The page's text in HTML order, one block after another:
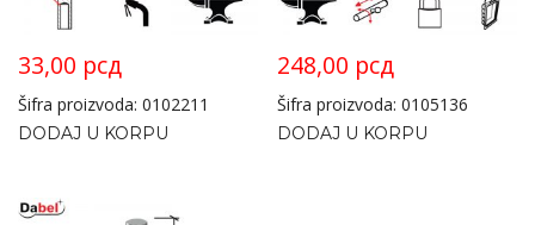
33,00 рсд
Šifra proizvoda: 0102211
DODAJ U KORPU
248,00 рсд
Šifra proizvoda: 0105136
DODAJ U KORPU